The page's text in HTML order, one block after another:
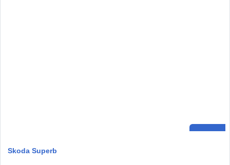
Skoda Superb